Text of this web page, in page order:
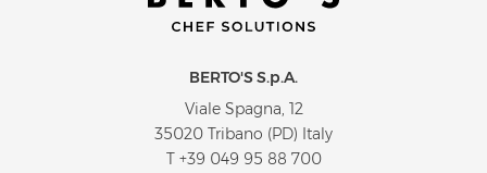
BERTO'S S.p.A.
Viale Spagna, 12
35020 Tribano (PD) Italy
T +39 049 95 88 700